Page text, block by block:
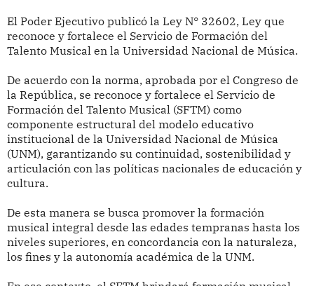
El Poder Ejecutivo publicó la Ley N° 32602, Ley que
reconoce y fortalece el Servicio de Formación del
Talento Musical en la Universidad Nacional de Música.
De acuerdo con la norma, aprobada por el Congreso de
la República, se reconoce y fortalece el Servicio de
Formación del Talento Musical (SFTM) como
componente estructural del modelo educativo
institucional de la Universidad Nacional de Música
(UNM), garantizando su continuidad, sostenibilidad y
articulación con las políticas nacionales de educación y
cultura.
De esta manera se busca promover la formación
musical integral desde las edades tempranas hasta los
niveles superiores, en concordancia con la naturaleza,
los fines y la autonomía académica de la UNM.